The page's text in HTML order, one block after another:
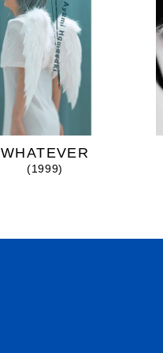
WHATEVER
(1999)